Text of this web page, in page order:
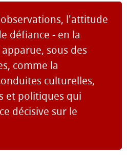
l'attitude
défiance - en la
sous des
comme la
culturelles,
et politiques qui
décisive sur le